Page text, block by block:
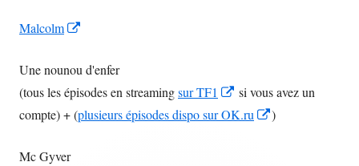
Malcolm
a
new
window
Une nounou d'enfer
(tous les épisodes en streamingsur TF1
Opens
in
si vous avez un
compte) + (plusieurs épisodes dispo sur OK.ru
Opens
)
Mc Gyver